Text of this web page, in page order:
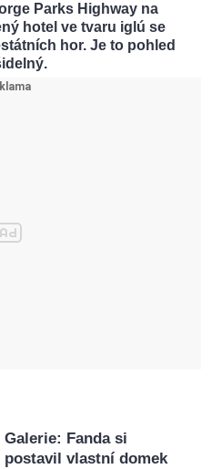
Parks Highway na
hotel ve tvaru iglú se
hor. Je to pohled
Galerie: Fanda si
postavil vlastní domek